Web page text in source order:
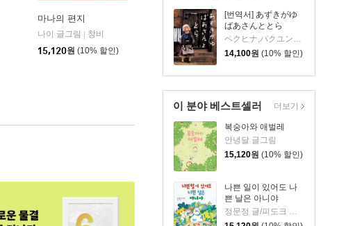
[번역서] あずきがゆ
ばあさんととら
ペクヒナ,パクユンギュ 저
14,100원 (10% 할인)
이 분야 베스트셀러
복숭아와 애벌레
안녕달 글그림
15,120원 (10% 할인)
나쁜 일이 있어도 나
쁜 날은 아니야
정문정 글/피도크 그림/천근아 감수
더보기
마나의 편지
나이 글그림
창비
15,120원 (10% 할인)